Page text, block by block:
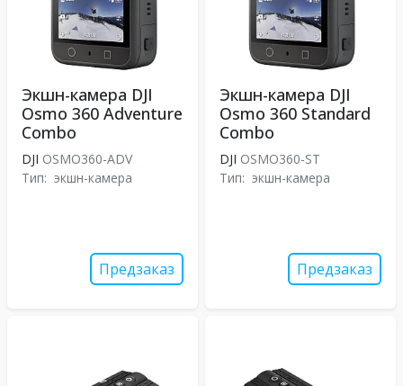
Экшн-камера DJI
Osmo 360 Adventure
Combo
DJI OSMO360-ADV
Тип: экшн-камера
Предзаказ
Экшн-камера DJI
Osmo 360 Standard
Combo
DJI OSMO360-ST
Тип: экшн-камера
Предзаказ